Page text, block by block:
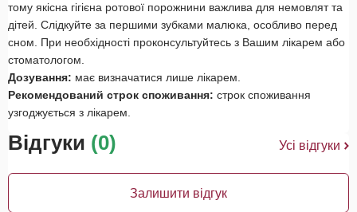
тому якісна гігієна ротової порожнини важлива для немовлят та
дітей. Слідкуйте за першими зубками малюка, особливо перед
сном. При необхідності проконсультуйтесь з Вашим лікарем або
стоматологом.
Дозування: має визначатися лише лікарем.
Рекомендований строк споживання: строк споживання
узгоджується з лікарем.
Відгуки (0) Усі відгуки
Залишити відгук